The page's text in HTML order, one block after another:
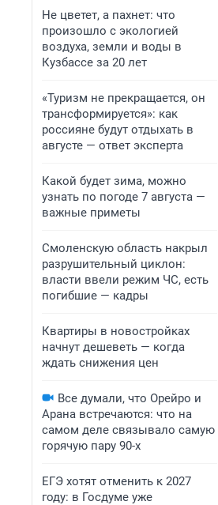
Не цветет, а пахнет: что
произошло с экологией
воздуха, земли и воды в
Кузбассе за 20 лет
«Туризм не прекращается, он
трансформируется»: как
россияне будут отдыхать в
августе — ответ эксперта
Какой будет зима, можно
узнать по погоде 7 августа —
важные приметы
Смоленскую область накрыл
разрушительный циклон:
власти ввели режим ЧС, есть
погибшие — кадры
Квартиры в новостройках
начнут дешеветь — когда
ждать снижения цен
Все думали, что Орейро и
Арана встречаются: что на
самом деле связывало самую
горячую пару 90-х
ЕГЭ хотят отменить к 2027
году: в Госдуме уже